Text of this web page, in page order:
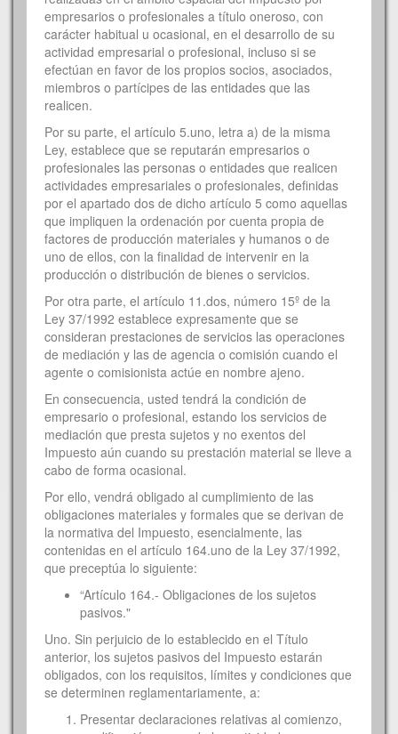
empresarios o profesionales a título oneroso, con
carácter habitual u ocasional, en el desarrollo de su
actividad empresarial o profesional, incluso si se
efectúan en favor de los propios socios, asociados,
miembros o partícipes de las entidades que las
realicen.
Por su parte, el artículo 5.uno, letra a) de la misma
Ley, establece que se reputarán empresarios o
profesionales las personas o entidades que realicen
actividades empresariales o profesionales, definidas
por el apartado dos de dicho artículo 5 como aquellas
que impliquen la ordenación por cuenta propia de
factores de producción materiales y humanos o de
uno de ellos, con la finalidad de intervenir en la
producción o distribución de bienes o servicios.
Por otra parte, el artículo 11.dos, número 15º de la
Ley 37/1992 establece expresamente que se
consideran prestaciones de servicios las operaciones
de mediación y las de agencia o comisión cuando el
agente o comisionista actúe en nombre ajeno.
En consecuencia, usted tendrá la condición de
empresario o profesional, estando los servicios de
mediación que presta sujetos y no exentos del
Impuesto aún cuando su prestación material se lleve a
cabo de forma ocasional.
Por ello, vendrá obligado al cumplimiento de las
obligaciones materiales y formales que se derivan de
la normativa del Impuesto, esencialmente, las
contenidas en el artículo 164.uno de la Ley 37/1992,
que preceptúa lo siguiente:
“Artículo 164.- Obligaciones de los sujetos
pasivos."
Uno. Sin perjuicio de lo establecido en el Título
anterior, los sujetos pasivos del Impuesto estarán
obligados, con los requisitos, límites y condiciones que
se determinen reglamentariamente, a:
Presentar declaraciones relativas al comienzo,